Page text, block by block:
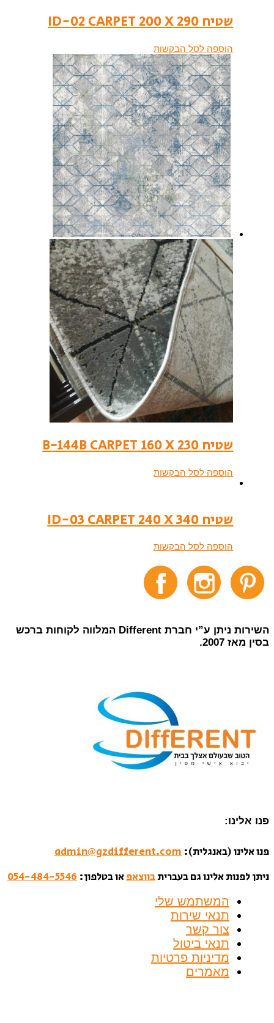
שטיח ID-02 CARPET 200 X 290
הוספה לסל הבקשות
שטיח B-144B CARPET 160 X 230
הוספה לסל הבקשות
שטיח ID-03 CARPET 240 X 340
הוספה לסל הבקשות
השירות ניתן ע”י חברת Different המלווה לקוחות ברכש
מאז 2007.
אלינו:
אלינו (באנגלית):admin@gzdifferent.com
לפנות אלינו גם בעבריתבווצאפאו בטלפון:054-484-5546
המשתמש שלי
תנאי שירות
צור קשר
תנאי ביטול
מדיניות פרטיות
מאמרים